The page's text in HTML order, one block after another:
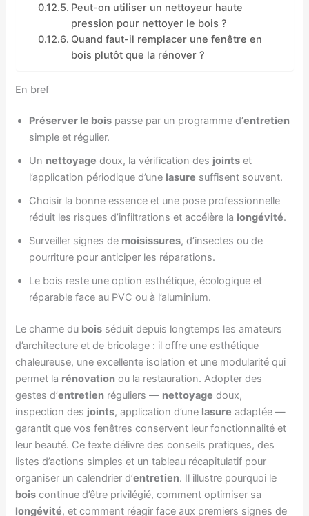
Peut-on utiliser un nettoyeur haute
pression pour nettoyer le bois ?
Quand faut-il remplacer une fenêtre en
bois plutôt que la rénover ?
En bref
Préserver le bois passe par un programme d’entretien
simple et régulier.
Un nettoyage doux, la vérification des joints et
l’application périodique d’une lasure suffisent souvent.
Choisir la bonne essence et une pose professionnelle
réduit les risques d’infiltrations et accélère la longévité.
Surveiller signes de moisissures, d’insectes ou de
pourriture pour anticiper les réparations.
Le bois reste une option esthétique, écologique et
réparable face au PVC ou à l’aluminium.
Le charme du bois séduit depuis longtemps les amateurs
d’architecture et de bricolage : il offre une esthétique
chaleureuse, une excellente isolation et une modularité qui
permet la rénovation ou la restauration. Adopter des
gestes d’entretien réguliers — nettoyage doux,
inspection des joints, application d’une lasure adaptée —
garantit que vos fenêtres conservent leur fonctionnalité et
leur beauté. Ce texte délivre des conseils pratiques, des
listes d’actions simples et un tableau récapitulatif pour
organiser un calendrier d’entretien. Il illustre pourquoi le
bois continue d’être privilégié, comment optimiser sa
longévité, et comment réagir face aux premiers signes de